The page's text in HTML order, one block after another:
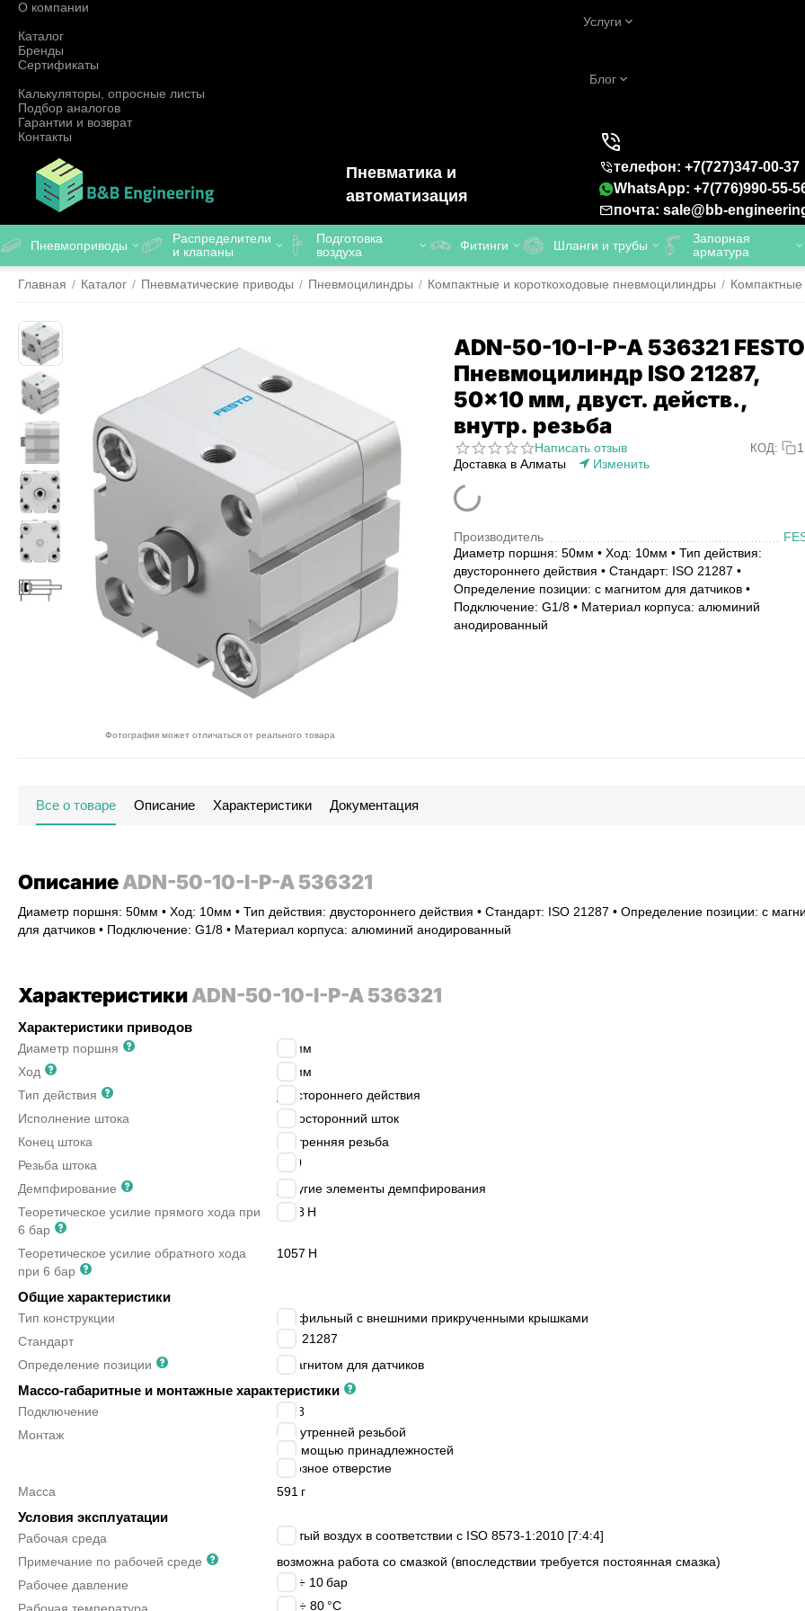
О компании
Услуги
Каталог
Бренды
Сертификаты
Блог
Калькуляторы, опросные листы
Подбор аналогов
Гарантии и возврат
Контакты
Пневматика и
автоматизация
телефон: +7(727)347-00-37
WhatsApp: +7(776)990-55-
почта: sale@bb-
Пневмоприводы
Распределители
и клапаны
Подготовка
воздуха
Фитинги Шланги и трубы
Запорная
арматура
Главная / Каталог / Пневматические приводы / Пневмоцилиндры / Компактные и короткоходовые пневмоцилиндры /
Фотография может отличаться от реального товара
ADN-50-10-I-P-A 536321
Пневмоцилиндр ISO 21287,
50x10 мм, двуст. действ.,
внутр. резьба
Написать отзыв КОД:
Доставка в Алматы
Изменить
Производитель
Диаметр поршня: 50мм • Ход: 10мм • Тип действия:
двустороннего действия • Стандарт: ISO 21287 •
Определение позиции: с магнитом для датчиков •
Подключение: G1/8 • Материал корпуса: алюминий
анодированный
Все о товаре Описание Характеристики Документация
ОписаниеADN-50-10-I-P-A 536321
Диаметр поршня: 50мм • Ход: 10мм • Тип действия: двустороннего действия • Стандарт: ISO 21287 • Определение позиции: с
для датчиков • Подключение: G1/8 • Материал корпуса: алюминий анодированный
ХарактеристикиADN-50-10-I-P-A 536321
Характеристики приводов
Диаметр поршня
мм
Ход
мм
Тип действия
двустороннего действия
Исполнение штока
односторонний шток
Конец штока
внутренняя резьба
Резьба штока
M10
Демпфирование
упругие элементы демпфирования
Теоретическое усилие прямого хода при
6 бар
1178 Н
Теоретическое усилие обратного хода
при 6 бар
1057 Н
Общие характеристики
Тип конструкции
профильный с внешними прикрученными крышками
Стандарт
ISO 21287
Определение позиции
с магнитом для датчиков
Массо-габаритные и монтажные характеристики
Подключение
G1/8
Монтаж
с внутренней резьбой
с помощью принадлежностей
сквозное отверстие
Масса
591 г
Условия эксплуатации
Рабочая среда
сжатый воздух в соответствии с ISO 8573-1:2010 [7:4:4]
Примечание по рабочей среде
возможна работа со смазкой (впоследствии требуется постоянная смазка)
Рабочее давление
0.6 ÷ 10бар
-20 ÷ 80 °C